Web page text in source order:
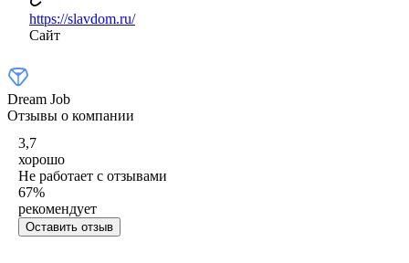
https://slavdom.ru/
Сайт
Dream Job
Отзывы о компании
3,7
хорошо
Не работает с отзывами
67%
рекомендует
Оставить отзыв